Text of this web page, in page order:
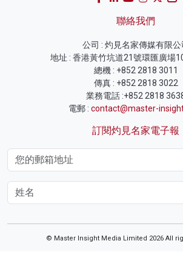
聯絡我們
公司 : 灼見名家傳媒有限公
地址 : 香港黃竹坑道21號環匯廣場
總機 : +852 2818 3011
傳真 : +852 2818 3022
業務電話 :+852 2818
電郵 : contact@master-
訂閱灼見名家電子報
© Master Insight Media Limited 2026 All